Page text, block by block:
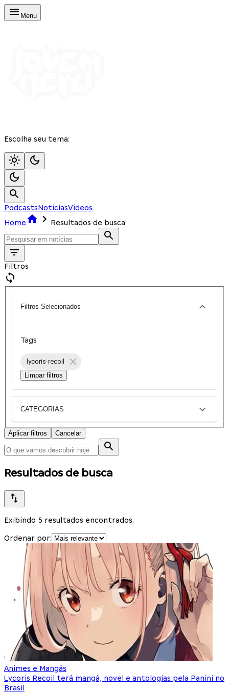
Menu
Escolha seu tema:
PodcastsNotíciasVídeos
Home
Resultados de busca
Filtros
Filtros Selecionados
Tags
lycoris-recoil
Limpar filtros
CATEGORIAS
Aplicar filtros Cancelar
Resultados de busca
Exibindo 5 resultados encontrados.
Ordenar por:
Animes e Mangás
Lycoris Recoil terá mangá, novel e antologias pela Panini no
Brasil